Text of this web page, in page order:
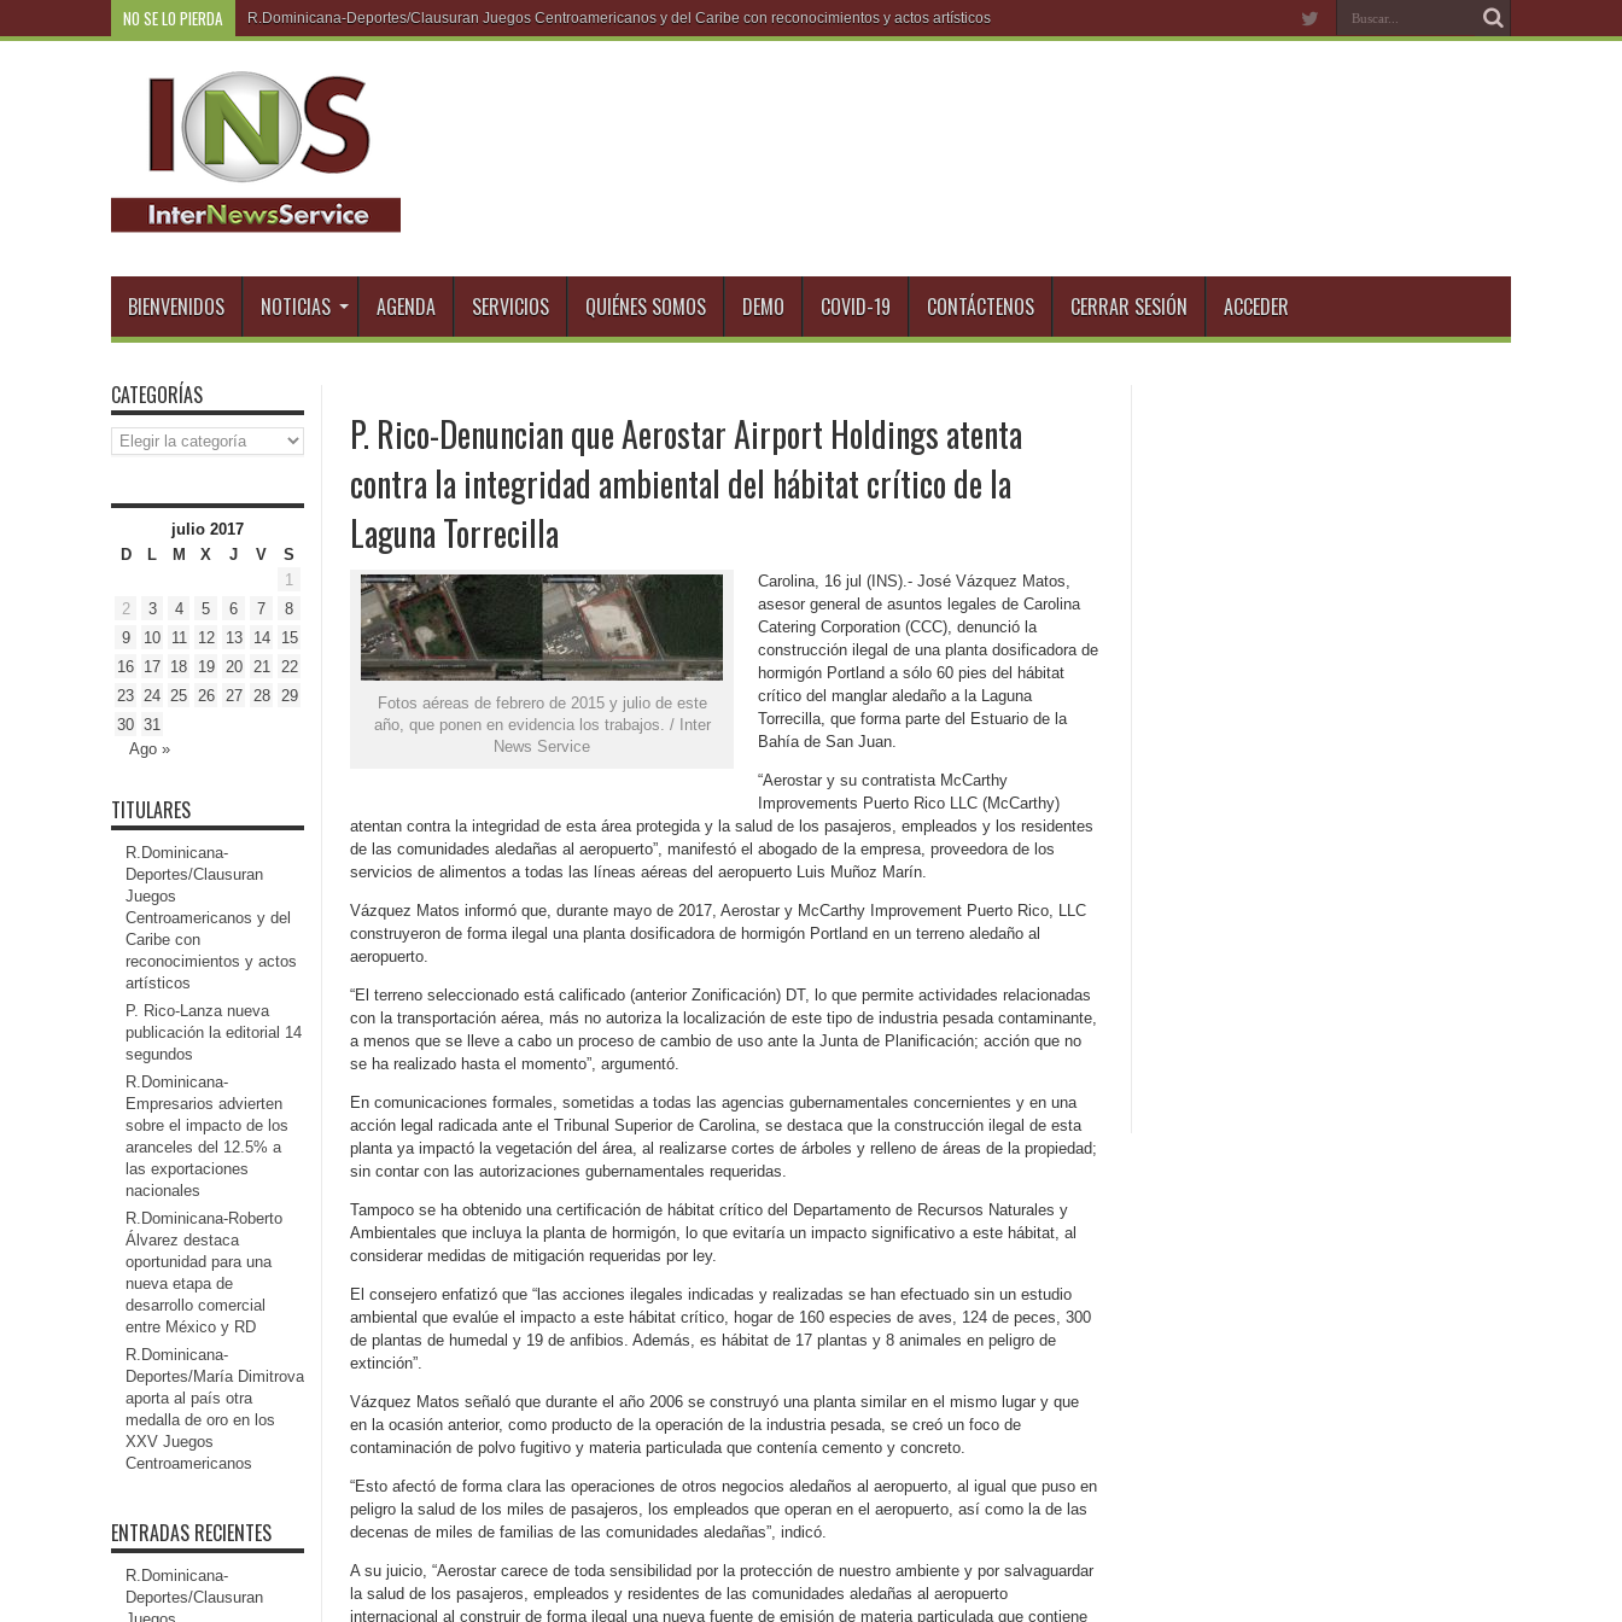
NO SE LO PIERDA P. Rico
BIENVENIDOS NOTICIAS AGENDA SERVICIOS QUIÉNES SOMOS DEMO COVID-19 CONTÁCTENOS CERRAR SESIÓN ACCEDER
P. Rico-Denuncian que Aerostar Airport Holdings atenta
contra la integridad ambiental del hábitat crítico de la
Laguna Torrecilla
Fotos aéreas de febrero de 2015 y julio de este
año, que ponen en evidencia los trabajos. / Inter
News Service
Carolina, 16 jul (INS).- José Vázquez Matos,
asesor general de asuntos legales de Carolina
Catering Corporation (CCC), denunció la
construcción ilegal de una planta dosificadora de
hormigón Portland a sólo 60 pies del hábitat
crítico del manglar aledaño a la Laguna
Torrecilla, que forma parte del Estuario de la
Bahía de San Juan.
“Aerostar y su contratista McCarthy
Improvements Puerto Rico LLC (McCarthy)
atentan contra la integridad de esta área protegida y la salud de los pasajeros, empleados y los residentes
de las comunidades aledañas al aeropuerto”, manifestó el abogado de la empresa, proveedora de los
servicios de alimentos a todas las líneas aéreas del aeropuerto Luis Muñoz Marín.
Vázquez Matos informó que, durante mayo de 2017, Aerostar y McCarthy Improvement Puerto Rico, LLC
construyeron de forma ilegal una planta dosificadora de hormigón Portland en un terreno aledaño al
aeropuerto.
“El terreno seleccionado está calificado (anterior Zonificación) DT, lo que permite actividades relacionadas
con la transportación aérea, más no autoriza la localización de este tipo de industria pesada contaminante,
a menos que se lleve a cabo un proceso de cambio de uso ante la Junta de Planificación; acción que no
se ha realizado hasta el momento”, argumentó.
En comunicaciones formales, sometidas a todas las agencias gubernamentales concernientes y en una
acción legal radicada ante el Tribunal Superior de Carolina, se destaca que la construcción ilegal de esta
planta ya impactó la vegetación del área, al realizarse cortes de árboles y relleno de áreas de la propiedad;
sin contar con las autorizaciones gubernamentales requeridas.
Tampoco se ha obtenido una certificación de hábitat crítico del Departamento de Recursos Naturales y
Ambientales que incluya la planta de hormigón, lo que evitaría un impacto significativo a este hábitat, al
considerar medidas de mitigación requeridas por ley.
El consejero enfatizó que “las acciones ilegales indicadas y realizadas se han efectuado sin un estudio
ambiental que evalúe el impacto a este hábitat crítico, hogar de 160 especies de aves, 124 de peces, 300
de plantas de humedal y 19 de anfibios. Además, es hábitat de 17 plantas y 8 animales en peligro de
extinción”.
Vázquez Matos señaló que durante el año 2006 se construyó una planta similar en el mismo lugar y que
en la ocasión anterior, como producto de la operación de la industria pesada, se creó un foco de
contaminación de polvo fugitivo y materia particulada que contenía cemento y concreto.
“Esto afectó de forma clara las operaciones de otros negocios aledaños al aeropuerto, al igual que puso en
peligro la salud de los miles de pasajeros, los empleados que operan en el aeropuerto, así como la de las
decenas de miles de familias de las comunidades aledañas”, indicó.
A su juicio, “Aerostar carece de toda sensibilidad por la protección de nuestro ambiente y por salvaguardar
la salud de los pasajeros, empleados y residentes de las comunidades aledañas al aeropuerto
internacional al construir de forma ilegal una nueva fuente de emisión de materia particulada que contiene
CATEGORÍAS
Categorías
julio 2017
D
L M X J V
S
1
2
3 4 5 6 7
8
9
10 11 12 13 14
15
16 17 18 19 20 21
22
23 24 25 26 27 28
29
30 31
Ago »
TITULARES
R.Dominicana-
Deportes/Clausuran
Juegos
Centroamericanos y del
Caribe con
reconocimientos y actos
artísticos
P. Rico-Lanza nueva
publicación la editorial 14
segundos
R.Dominicana-
Empresarios advierten
sobre el impacto de los
aranceles del 12.5% a
las exportaciones
nacionales
R.Dominicana-Roberto
Álvarez destaca
oportunidad para una
nueva etapa de
desarrollo comercial
entre México y RD
R.Dominicana-
Deportes/María Dimitrova
aporta al país otra
medalla de oro en los
XXV Juegos
Centroamericanos
ENTRADAS RECIENTES
R.Dominicana-
Deportes/Clausuran